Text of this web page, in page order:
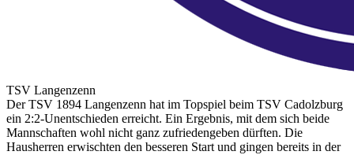
TSV Langenzenn
Der TSV 1894 Langenzenn hat im Topspiel beim TSV Cadolzburg
ein 2:2-Unentschieden erreicht. Ein Ergebnis, mit dem sich beide
Mannschaften wohl nicht ganz zufriedengeben dürften. Die
Hausherren erwischten den besseren Start und gingen bereits in der